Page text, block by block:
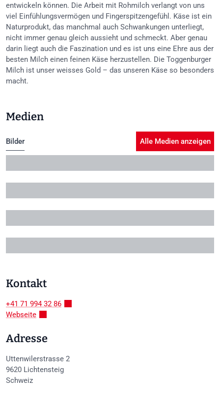
entwickeln können. Die Arbeit mit Rohmilch verlangt von uns
viel Einfühlungsvermögen und Fingerspitzengefühl. Käse ist ein
Naturprodukt, das manchmal auch Schwankungen unterliegt,
nicht immer genau gleich aussieht und schmeckt. Aber genau
darin liegt auch die Faszination und es ist uns eine Ehre aus der
besten Milch einen feinen Käse herzustellen. Die Toggenburger
Milch ist unser weisses Gold – das unseren Käse so besonders
macht.
Medien
Bilder Alle Medien anzeigen
Kontakt
+41 71 994 32 86
Webseite
Adresse
Uttenwilerstrasse 2
9620 Lichtensteig
Schweiz